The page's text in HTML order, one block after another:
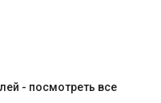
- посмотреть все